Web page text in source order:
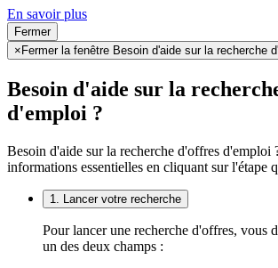
En savoir plus
Fermer
× Fermer la fenêtre Besoin d'aide sur la recherche
Besoin d'aide sur la
d'emploi ?
Besoin d'aide sur la recherche d'offres d'emploi
informations essentielles en cliquant sur l'étape
1. Lancer votre recherche
Pour lancer une recherche d'offres, vous
un des deux champs :